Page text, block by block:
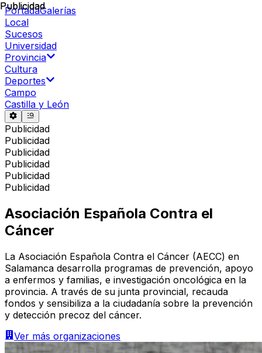
PortadaGalerías
Local
Sucesos
Universidad
Provincia
Cultura
Deportes
Campo
Castilla y León
Publicidad
Publicidad
Publicidad
Publicidad
Publicidad
Publicidad
Publicidad
Asociación Española Contra el
Cáncer
La Asociación Española Contra el Cáncer (AECC) en
Salamanca desarrolla programas de prevención, apoyo
a enfermos y familias, e investigación oncológica en la
provincia. A través de su junta provincial, recauda
fondos y sensibiliza a la ciudadanía sobre la prevención
y detección precoz del cáncer.
Ver más organizaciones
Publicidad